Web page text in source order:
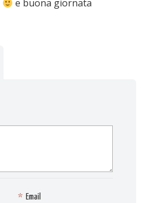
e buona giornata
Email
*